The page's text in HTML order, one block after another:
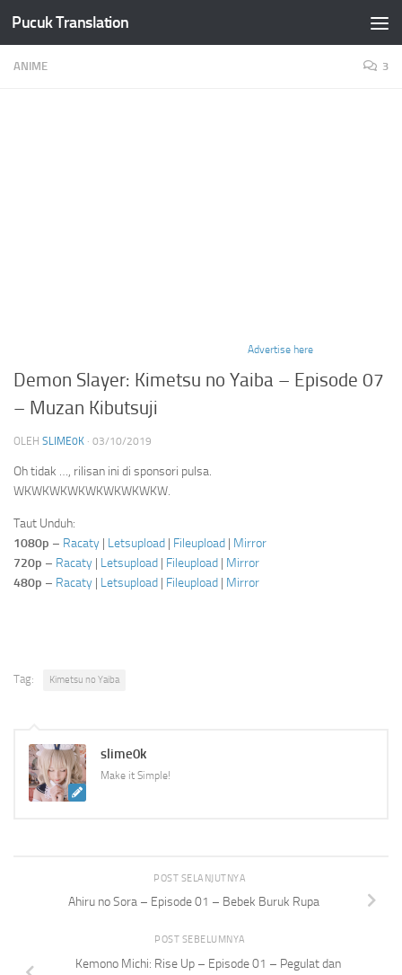
Skip to content
Pucuk Translation
ANIME 3
Advertise here
Demon Slayer: Kimetsu no Yaiba – Episode 07
– Muzan Kibutsuji
OLEH SLIME0K · 03/10/2019
Oh tidak …, rilisan ini di sponsori pulsa.
WKWKWKWKWKWKWKWKW.
Taut Unduh:
1080p – Racaty | Letsupload | Fileupload | Mirror
720p – Racaty | Letsupload | Fileupload | Mirror
480p – Racaty | Letsupload | Fileupload | Mirror
Tag: Kimetsu no Yaiba
slime0k
Make it Simple!
POST SELANJUTNYA
Ahiru no Sora – Episode 01 – Bebek Buruk Rupa
POST SEBELUMNYA
Kemono Michi: Rise Up – Episode 01 – Pegulat dan